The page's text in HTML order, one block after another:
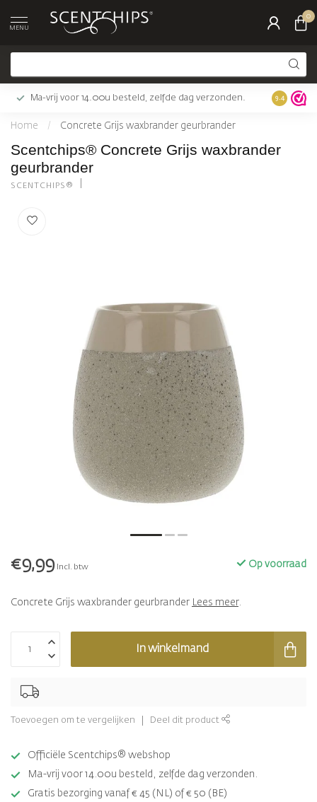
MENU
0
Ma-vrij voor 14.00u besteld, zelfde dag verzonden. Gratis
9.4
Home / Concrete Grijs waxbrander geurbrander
Scentchips® Concrete Grijs waxbrander
geurbrander
SCENTCHIPS®
€9,99 Incl. btw Op voorraad
Concrete Grijs waxbrander geurbrander Lees meer.
In winkelmand
Toevoegen om te vergelijken Deel dit product
Officiële Scentchips® webshop
Ma-vrij voor 14.00u besteld, zelfde dag verzonden.
Gratis bezorging vanaf € 45 (NL) of € 50 (BE)